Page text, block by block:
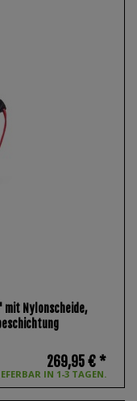
mit Nylonscheide,
IN 1-3 TAGEN.
269,95 € *